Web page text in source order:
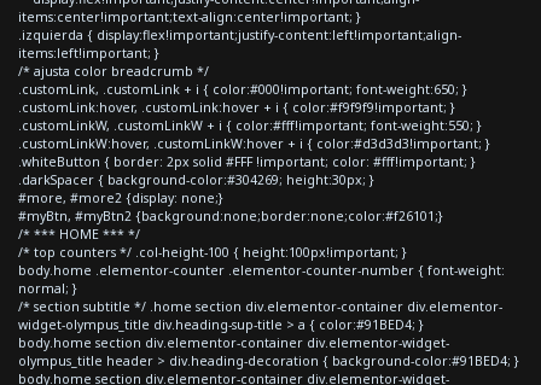
items:center!important;text-align:center!important; }
.izquierda { display:flex!important;justify-content:left!important;align-
items:left!important; }
/* ajusta color breadcrumb */
.customLink, .customLink + i { color:#000!important; font-weight:650; }
.customLink:hover, .customLink:hover + i { color:#f9f9f9!important; }
.customLinkW, .customLinkW + i { color:#fff!important; font-weight:550; }
.customLinkW:hover, .customLinkW:hover + i { color:#d3d3d3!important; }
.whiteButton { border: 2px solid #FFF !important; color: #fff!important; }
.darkSpacer { background-color:#304269; height:30px; }
#more, #more2 {display: none;}
#myBtn, #myBtn2 {background:none;border:none;color:#f26101;}
/* *** HOME *** */
/* top counters */ .col-height-100 { height:100px!important; }
body.home .elementor-counter .elementor-counter-number { font-weight:
normal; }
/* section subtitle */ .home section div.elementor-container div.elementor-
widget-olympus_title div.heading-sup-title > a { color:#91BED4; }
body.home section div.elementor-container div.elementor-widget-
olympus_title header > div.heading-decoration { background-color:#91BED4; }
body.home section div.elementor-container div.elementor-widget-